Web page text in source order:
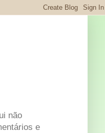
não
e